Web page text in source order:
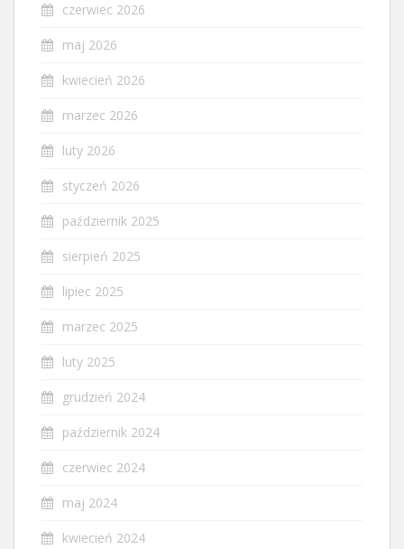
czerwiec 2026
maj 2026
kwiecień 2026
marzec 2026
luty 2026
styczeń 2026
październik 2025
sierpień 2025
lipiec 2025
marzec 2025
luty 2025
grudzień 2024
październik 2024
czerwiec 2024
maj 2024
kwiecień 2024